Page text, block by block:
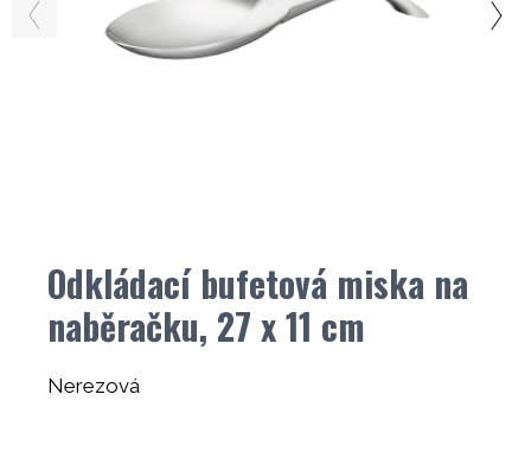
Odkládací bufetová miska na
naběračku, 27 x 11 cm
Nerezová